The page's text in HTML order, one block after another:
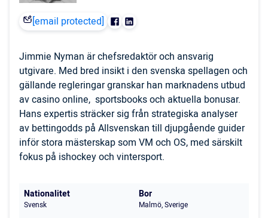
[email protected]
Jimmie Nyman är chefsredaktör och ansvarig
utgivare. Med bred insikt i den svenska spellagen och
gällande regleringar granskar han marknadens utbud
av casino online, sportsbooks och aktuella bonusar.
Hans expertis sträcker sig från strategiska analyser
av bettingodds på Allsvenskan till djupgående guider
inför stora mästerskap som VM och OS, med särskilt
fokus på ishockey och vintersport.
Nationalitet
Svensk
Bor
Malmö, Sverige